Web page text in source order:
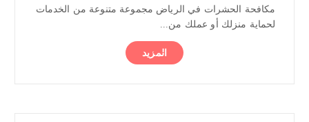
مكافحة الحشرات في الرياض مجموعة متنوعة من الخدمات
لحماية منزلك أو عملك من...
المزيد